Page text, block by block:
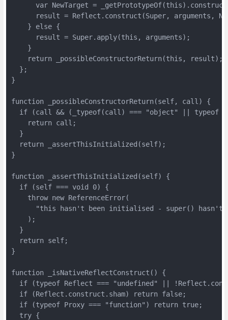
var NewTarget =
result = Reflect.construct(Super, arguments,
    } else {
      result = Super.apply(this, arguments);
    }
    return _possibleConstructorReturn(this, result);
  };
}
function _possibleConstructorReturn(self, call) {
if (call && (_typeof(call) === "object" || typeof
    return call;
  }
  return _assertThisInitialized(self);
}
function _assertThisInitialized(self) {
  if (self === void 0) {
    throw new ReferenceError(
"this hasn't been initialised - super() hasn't
    );
  }
  return self;
}
function _isNativeReflectConstruct() {
if (typeof Reflect === "undefined" ||
  if (Reflect.construct.sham) return false;
  if (typeof Proxy === "function") return true;
  try {